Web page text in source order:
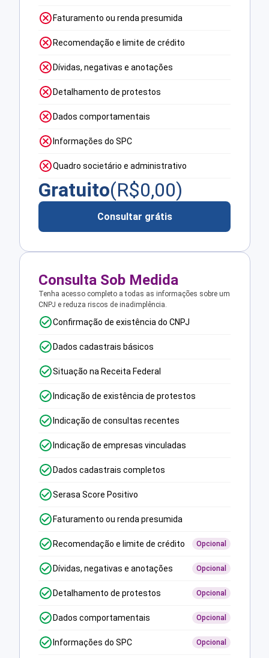
Faturamento ou renda presumida
Recomendação e limite de crédito
Dívidas, negativas e anotações
Detalhamento de protestos
Dados comportamentais
Informações do SPC
Quadro societário e administrativo
Gratuito(R$0,00)
Consultar grátis
Consulta Sob Medida
Tenha acesso completo a todas as informações sobre um
CNPJ e reduza riscos de inadimplência.
Confirmação de existência do CNPJ
Dados cadastrais básicos
Situação na Receita Federal
Indicação de existência de protestos
Indicação de consultas recentes
Indicação de empresas vinculadas
Dados cadastrais completos
Serasa Score Positivo
Faturamento ou renda presumida
Recomendação e limite de crédito Opcional
Dívidas, negativas e anotações Opcional
Detalhamento de protestos Opcional
Dados comportamentais Opcional
Informações do SPC Opcional